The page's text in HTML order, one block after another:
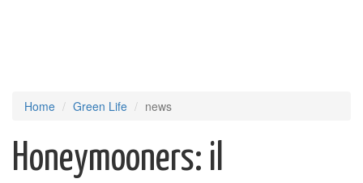
Home Green Life news
Honeymooners: il